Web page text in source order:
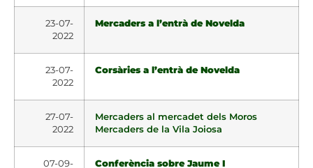
23-07-
2022
Mercaders a l’entrà de Novelda
23-07-
2022
Corsàries a l’entrà de Novelda
27-07-
2022
Mercaders al mercadet dels Moros
Mercaders de la Vila Joiosa
07-09-
Conferència sobre Jaume I